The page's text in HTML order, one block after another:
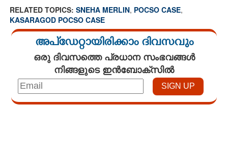
RELATED TOPICS: SNEHA MERLIN, POCSO CASE,
KASARAGOD POCSO CASE
അപ്ഡേറ്റായിരിക്കാം ദിവസവും
ഒരു ദിവസത്തെ പ്രധാന സംഭവങ്ങൾ
നിങ്ങളുടെ ഇൻബോക്സിൽ